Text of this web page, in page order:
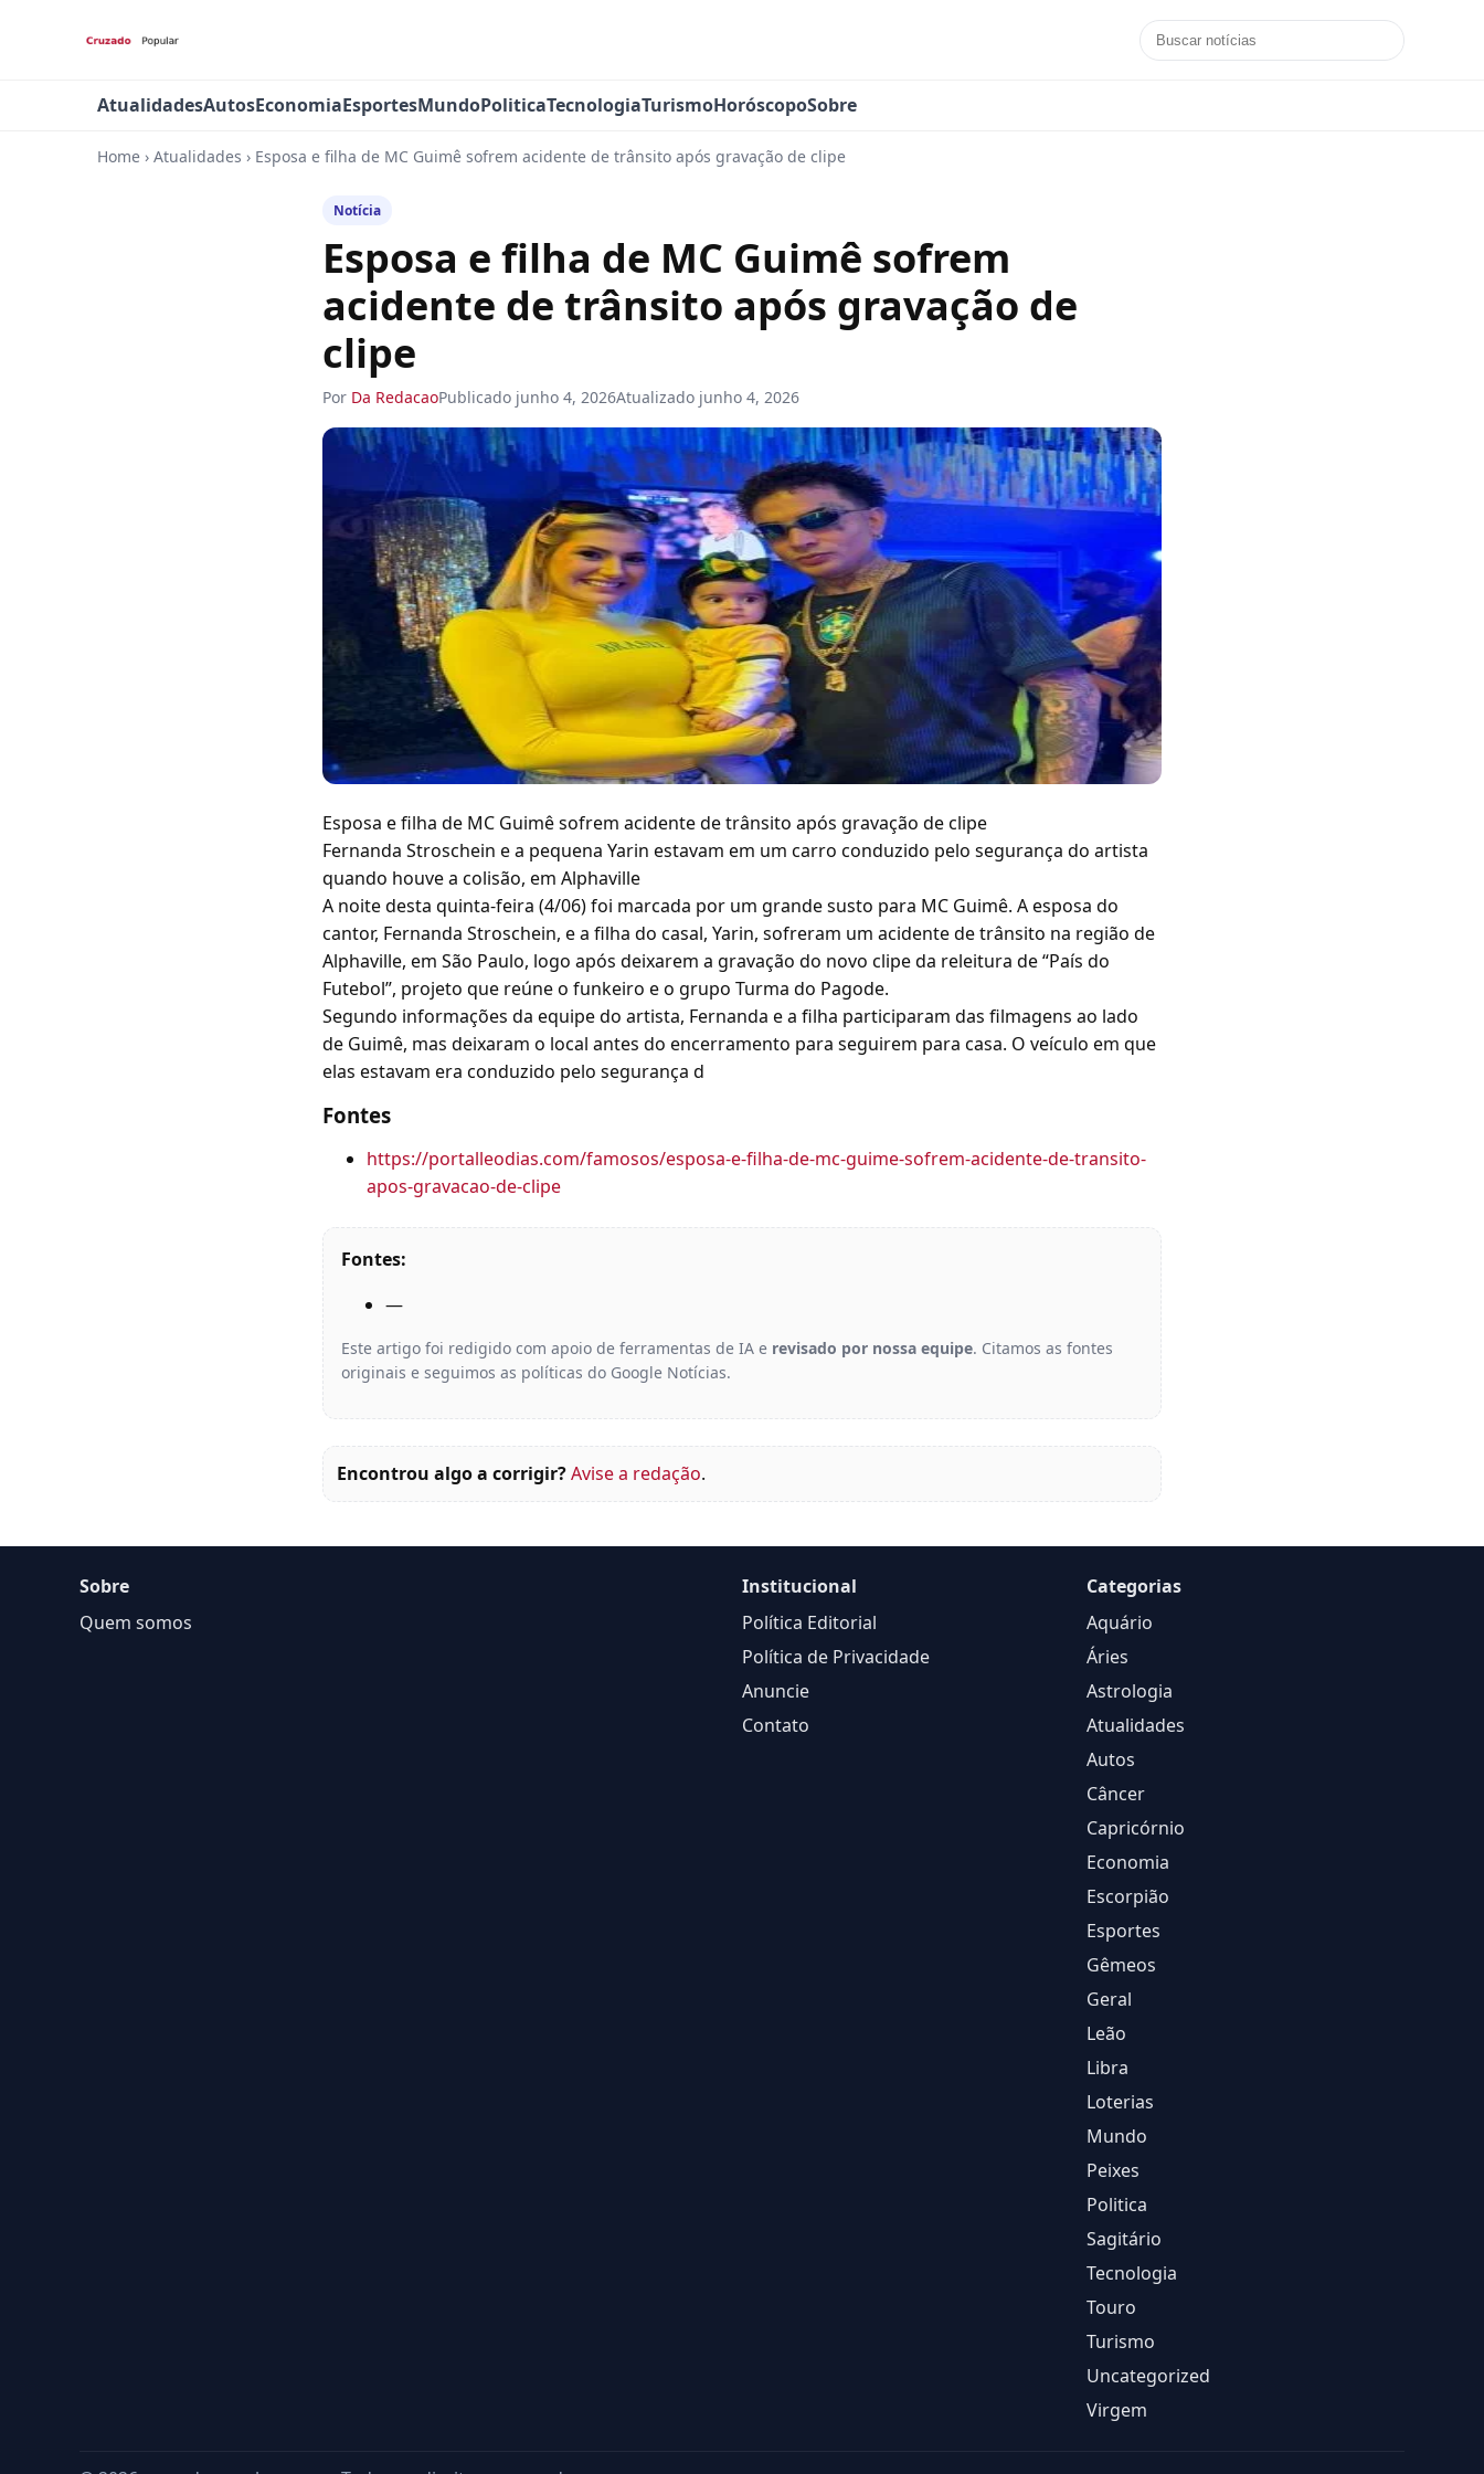
AtualidadesAutosEconomiaEsportesMundoPoliticaTecnologiaTurismoHoróscopoSobre
Home › Atualidades › Esposa e filha de MC Guimê sofrem acidente de trânsito após gravação de clipe
Notícia
Esposa e filha de MC Guimê sofrem
acidente de trânsito após gravação de
clipe
Por Da RedacaoPublicado junho 4, 2026Atualizado junho 4, 2026
Esposa e filha de MC Guimê sofrem acidente de trânsito após gravação de clipe
Fernanda Stroschein e a pequena Yarin estavam em um carro conduzido pelo segurança do artista
quando houve a colisão, em Alphaville
A noite desta quinta-feira (4/06) foi marcada por um grande susto para MC Guimê. A esposa do
cantor, Fernanda Stroschein, e a filha do casal, Yarin, sofreram um acidente de trânsito na região de
Alphaville, em São Paulo, logo após deixarem a gravação do novo clipe da releitura de “País do
Futebol”, projeto que reúne o funkeiro e o grupo Turma do Pagode.
Segundo informações da equipe do artista, Fernanda e a filha participaram das filmagens ao lado
de Guimê, mas deixaram o local antes do encerramento para seguirem para casa. O veículo em que
elas estavam era conduzido pelo segurança d
Fontes
https://portalleodias.com/famosos/esposa-e-filha-de-mc-guime-sofrem-acidente-de-transito-
apos-gravacao-de-clipe
Fontes:
—
Este artigo foi redigido com apoio de ferramentas de IA e revisado por nossa equipe. Citamos as fontes
originais e seguimos as políticas do Google Notícias.
Encontrou algo a corrigir?Avise a redação.
Sobre
Quem somos
Institucional
Política Editorial
Política de Privacidade
Anuncie
Contato
Categorias
Aquário
Áries
Astrologia
Atualidades
Autos
Câncer
Capricórnio
Economia
Escorpião
Esportes
Gêmeos
Geral
Leão
Libra
Loterias
Mundo
Peixes
Politica
Sagitário
Tecnologia
Touro
Turismo
Uncategorized
Virgem